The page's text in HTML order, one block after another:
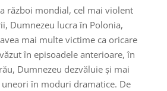
război mondial, cel mai violent
Dumnezeu lucra în Polonia,
mai multe victime ca oricare
în episoadele anterioare, în
Dumnezeu dezvăluie și mai
în moduri dramatice. De